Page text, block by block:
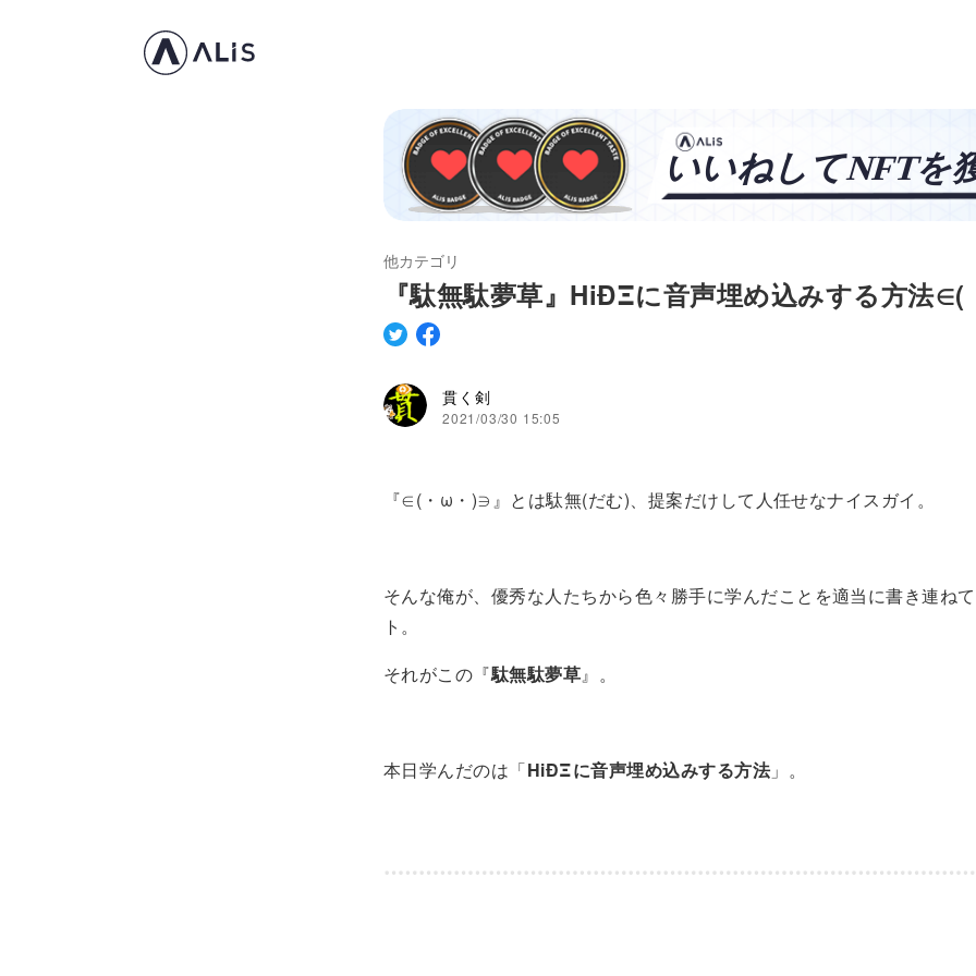
他カテゴリ
『駄無駄夢草』HiÐΞに音声埋め込みする方法
貫く剣
2021/03/30 15:05
『∈(・ω・)∋』とは駄無(だむ)、提案だけして人任せなナイスガイ。
そんな俺が、優秀な人たちから色々勝手に学んだことを適当に書き連ね
ト。
それがこの『駄無駄夢草』。
本日学んだのは「HiÐΞに音声埋め込みする方法」。